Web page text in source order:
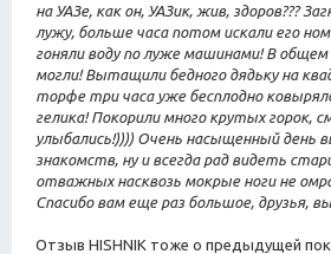
на УАЗе, как он, УАЗик, жив, здоров???
лужу, больше часа потом искали его
гоняли воду по луже машинами! В общем
могли! Вытащили бедного дядьку на
торфе три часа уже бесплодно
гелика! Покорили много крутых горок,
улыбались!)))) Очень насыщенный день
знакомств, ну и всегда рад видеть
отважных насквозь мокрые ноги не
Спасибо вам еще раз большое, друзья,
Отзыв HISHNIK тоже о предыдущей